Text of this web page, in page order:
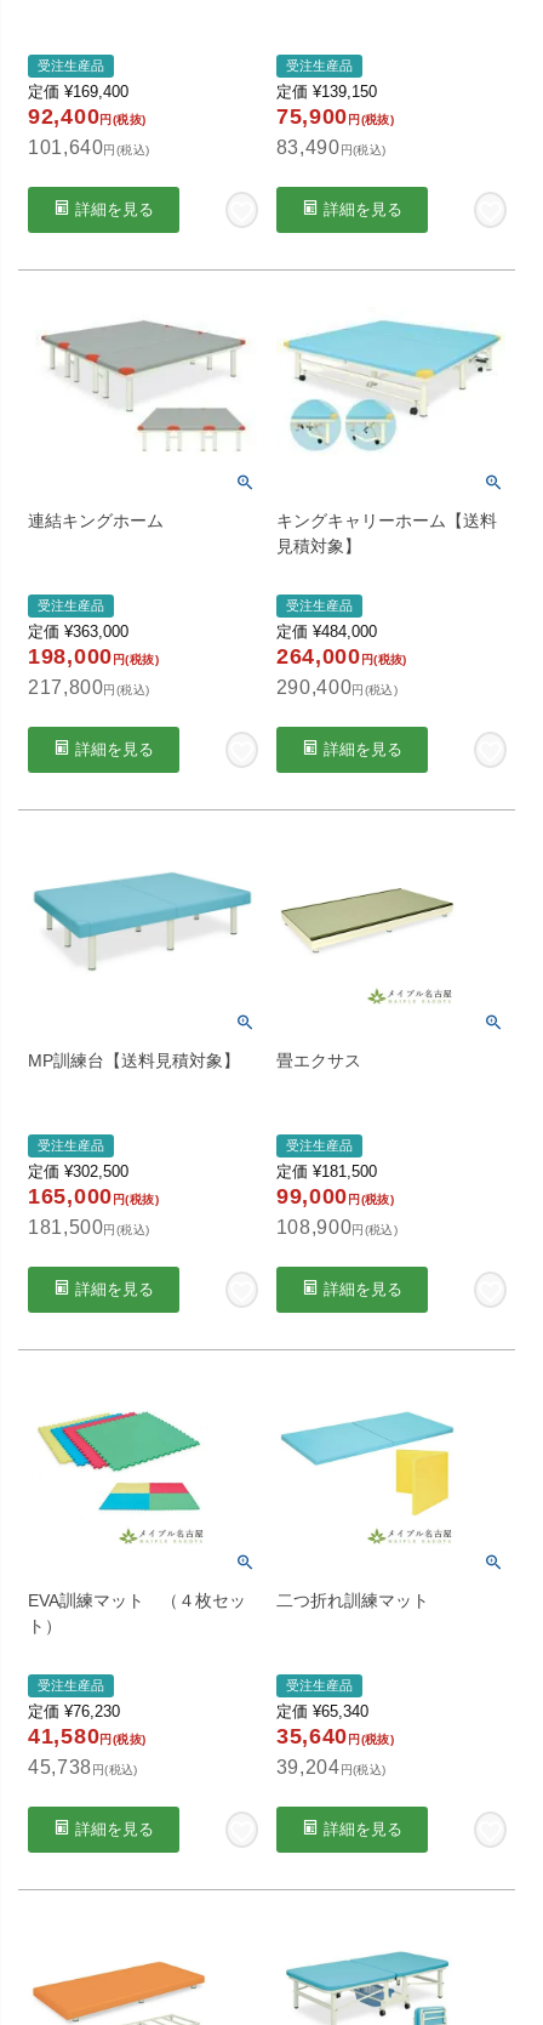
受注生産品
定価 ¥169,400
92,400円(税抜)
101,640円(税込)
詳細を見る
受注生産品
定価 ¥139,150
75,900 円(税抜)
83,490 円(税込)
詳細を見る
連結キングホーム
受注生産品
定価 ¥363,000
198,000 円(税抜)
217,800円(税込)
詳細を見る
キングキャリーホーム【送料
見積対象】
受注生産品
定価 ¥484,000
264,000 円(税抜)
290,400円(税込)
詳細を見る
MP訓練台【送料見積対象】
受注生産品
定価 ¥302,500
165,000 円(税抜)
181,500円(税込)
詳細を見る
畳エクサス
受注生産品
定価 ¥181,500
99,000 円(税抜)
108,900円(税込)
詳細を見る
EVA訓練マット （４枚セッ
ト）
受注生産品
定価 ¥76,230
41,580円(税抜)
45,738 円(税込)
詳細を見る
二つ折れ訓練マット
受注生産品
定価 ¥65,340
35,640 円(税抜)
39,204 円(税込)
詳細を見る